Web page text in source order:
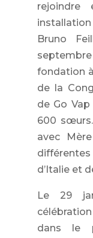
rejoindre
installation
Bruno
fondation
de la
de Go
600
avec
d’Italie et
Le 29
dans le